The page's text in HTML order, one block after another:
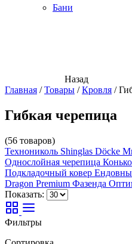
Бани
Назад
Главная /Товары /Кровля /
Гибкая черепица
(56 товаров)
Технониколь Shinglas Döcke
Однослойная черепица
Подкладочный ковер
Dragon Premium Фазенда
Показать:
Фильтры